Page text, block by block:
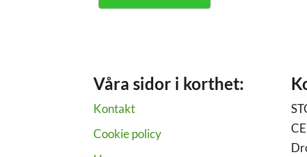
Våra sidor i korthet:
Kontakt
Cookie policy